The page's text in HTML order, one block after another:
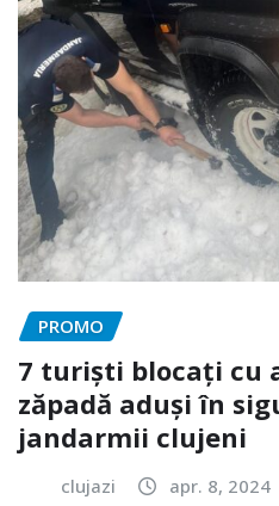
PROMO
7 turiști blocați cu
zăpadă aduși în
jandarmii clujeni
clujazi apr. 8, 2024